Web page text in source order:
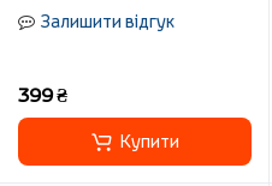
Залишити відгук
399 ₴
Купити